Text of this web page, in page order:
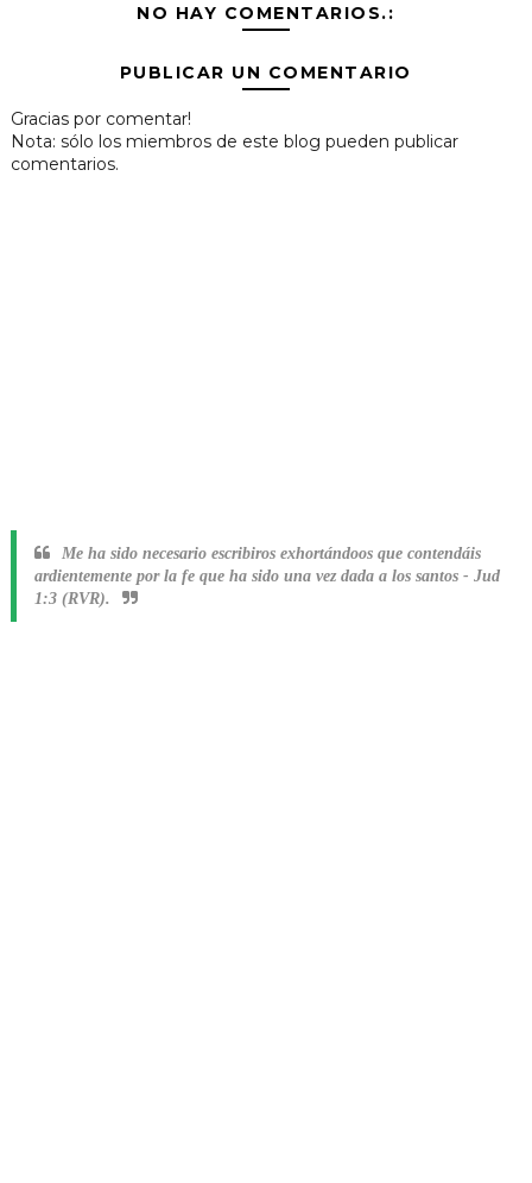
NO HAY COMENTARIOS.:
PUBLICAR UN COMENTARIO
Gracias por comentar!
Nota: sólo los miembros de este blog pueden publicar
comentarios.
Me ha sido necesario escribiros exhortándoos que contendáis
ardientemente por la fe que ha sido una vez dada a los santos - Jud
1:3 (RVR).